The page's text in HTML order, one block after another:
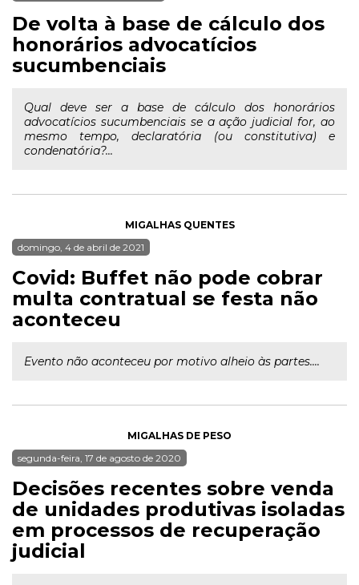
De volta à base de cálculo dos
honorários advocatícios
sucumbenciais
Qual deve ser a base de cálculo dos honorários
advocatícios sucumbenciais se a ação judicial for, ao
mesmo tempo, declaratória (ou constitutiva) e
condenatória?...
MIGALHAS QUENTES
domingo, 4 de abril de 2021
Covid: Buffet não pode cobrar
multa contratual se festa não
aconteceu
Evento não aconteceu por motivo alheio às partes....
MIGALHAS DE PESO
segunda-feira, 17 de agosto de 2020
Decisões recentes sobre venda
de unidades produtivas isoladas
em processos de recuperação
judicial